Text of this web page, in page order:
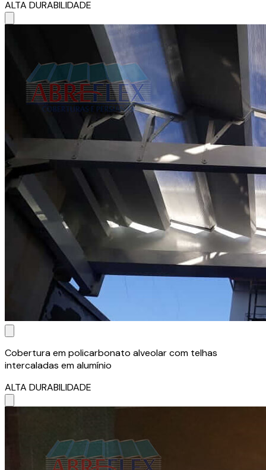
ALTA DURABILIDADE
Cobertura em policarbonato alveolar com telhas
intercaladas em alumínio
ALTA DURABILIDADE